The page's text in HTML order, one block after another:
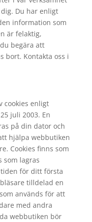
Du har enligt
information som
är felaktig,
begära att
bort. Kontakta oss i
cookies enligt
juli 2003. En
på din dator och
hjälpa webbutiken
Cookies finns som
som lagras
för ditt första
tilldelad en
används för att
med andra
webbutiken bör